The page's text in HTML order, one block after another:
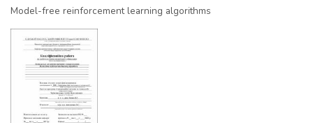
Model-free reinforcement learning algorithms